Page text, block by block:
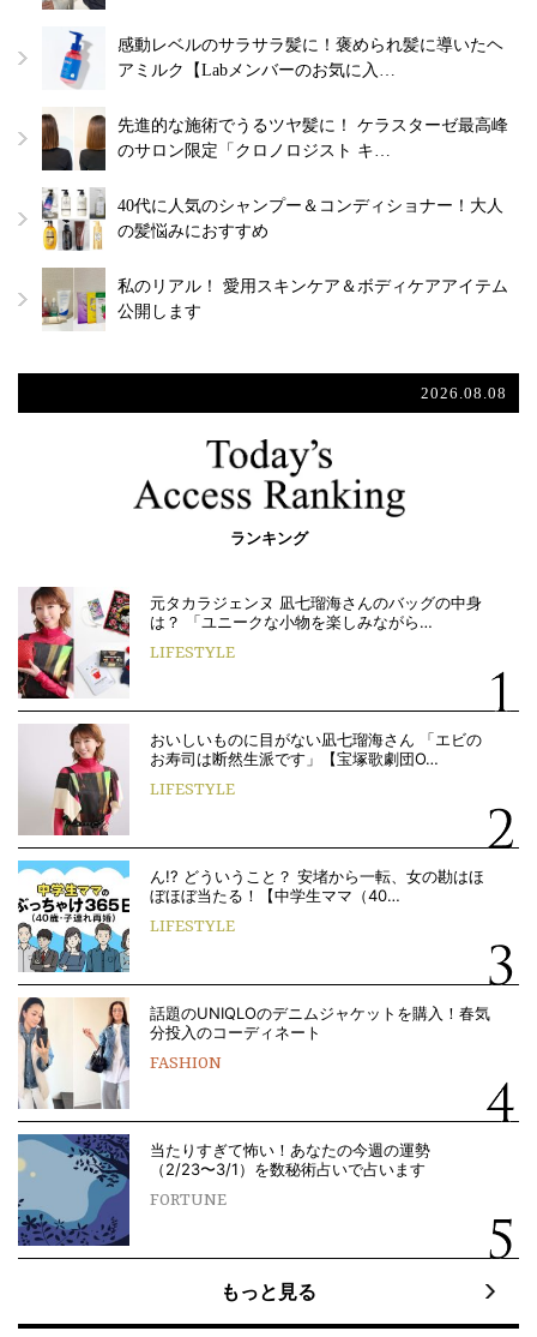
感動レベルのサラサラ髪に！褒められ髪に導いたヘ
アミルク【Labメンバーのお気に入…
先進的な施術でうるツヤ髪に！ ケラスターゼ最高峰
のサロン限定「クロノロジスト キ…
40代に人気のシャンプー＆コンディショナー！大人
の髪悩みにおすすめ
私のリアル！ 愛用スキンケア＆ボディケアアイテム
公開します
2026.08.08
ランキング
元タカラジェンヌ 凪七瑠海さんのバッグの中身
は？ 「ユニークな小物を楽しみながら…
LIFESTYLE
おいしいものに目がない凪七瑠海さん 「エビの
お寿司は断然生派です」【宝塚歌劇団O…
LIFESTYLE
ん!? どういうこと？ 安堵から一転、女の勘はほ
ぼほぼ当たる！【中学生ママ（40…
LIFESTYLE
話題のUNIQLOのデニムジャケットを購入！春気
分投入のコーディネート
FASHION
当たりすぎて怖い！あなたの今週の運勢
（2/23〜3/1）を数秘術占いで占います
FORTUNE
もっと見る